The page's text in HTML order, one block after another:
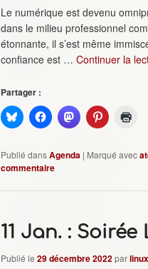
Le numérique est devenu
dans le milieu professionnel
étonnante, il s’est même
confiance est … Continuer la
Partager :
Publié dansAgenda | Marqué avec
commentaire
11 Jan. :
Publié le 29 décembre 2022par